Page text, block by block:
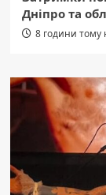
Дніпро та
8 години тому